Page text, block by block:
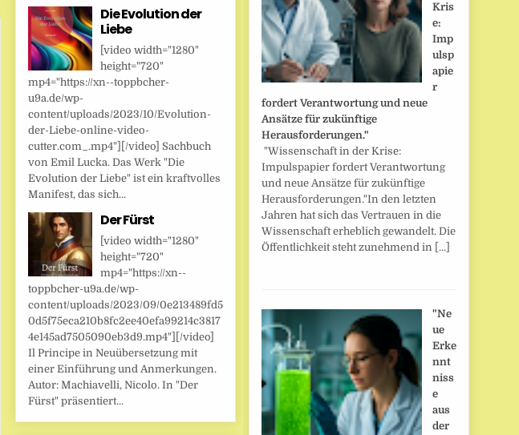
Die Evolution der
Liebe
[video width="1280"
height="720"
mp4="https://xn--toppbcher-
u9a.de/wp-
content/uploads/2023/10/Evolution-
der-Liebe-online-video-
cutter.com_.mp4"][/video] Sachbuch
von Emil Lucka. Das Werk "Die
Evolution der Liebe" ist ein kraftvolles
Manifest, das sich...
Der Fürst
[video width="1280"
height="720"
mp4="https://xn--
toppbcher-u9a.de/wp-
content/uploads/2023/09/0e213489fd5
0d5f75eca210b8fc2ee40efa99214c3817
4e145ad7505090eb3d9.mp4"][/video]
Il Principe in Neuübersetzung mit
einer Einführung und Anmerkungen.
Autor: Machiavelli, Nicolo. In "Der
Fürst" präsentiert...
Kris
e:
Imp
ulsp
apie
r
fordert Verantwortung und neue
Ansätze für zukünftige
Herausforderungen."
"Wissenschaft in der Krise:
Impulspapier fordert Verantwortung
und neue Ansätze für zukünftige
Herausforderungen."In den letzten
Jahren hat sich das Vertrauen in die
Wissenschaft erheblich gewandelt. Die
Öffentlichkeit steht zunehmend in […]
"Ne
ue
Erke
nnt
niss
e
aus
der